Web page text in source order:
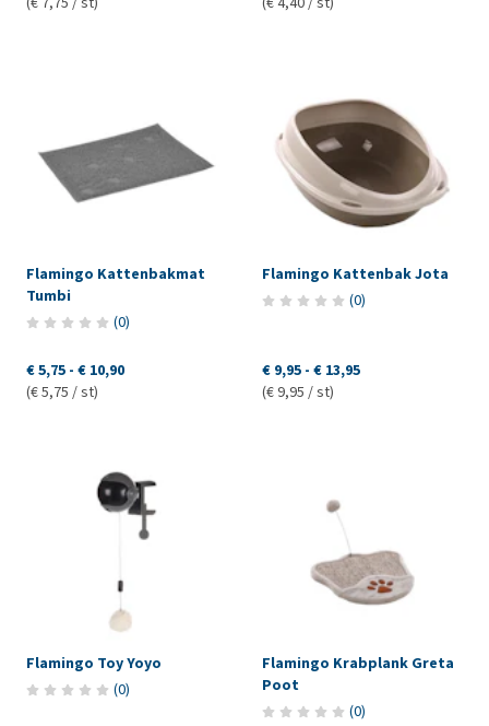
Flamingo Kattenbakmat
Tumbi
(0)
€ 5,75 - € 10,90
(€ 5,75 / st)
Flamingo Kattenbak Jota
(0)
€ 9,95 - € 13,95
(€ 9,95 / st)
Flamingo Toy Yoyo
(0)
Flamingo Krabplank Greta
Poot
(0)